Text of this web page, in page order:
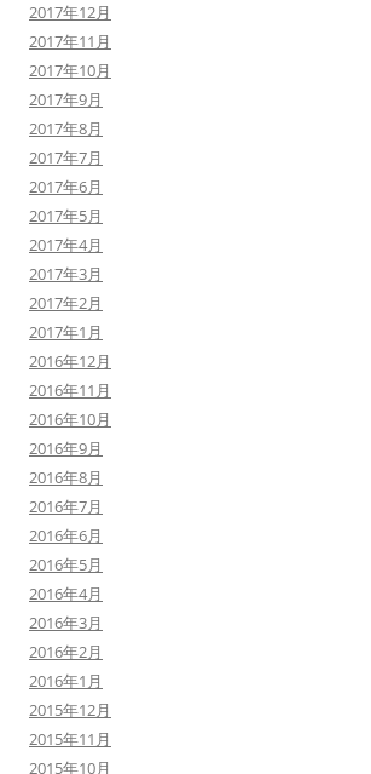
2017年12月
2017年11月
2017年10月
2017年9月
2017年8月
2017年7月
2017年6月
2017年5月
2017年4月
2017年3月
2017年2月
2017年1月
2016年12月
2016年11月
2016年10月
2016年9月
2016年8月
2016年7月
2016年6月
2016年5月
2016年4月
2016年3月
2016年2月
2016年1月
2015年12月
2015年11月
2015年10月